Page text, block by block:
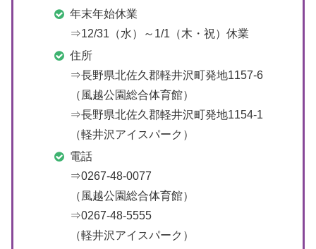
年末年始休業
⇒12/31（水）～1/1（木・祝）休業
住所
⇒長野県北佐久郡軽井沢町発地1157-6
（風越公園総合体育館）
⇒長野県北佐久郡軽井沢町発地1154-1
（軽井沢アイスパーク）
電話
⇒0267-48-0077
（風越公園総合体育館）
⇒0267-48-5555
（軽井沢アイスパーク）